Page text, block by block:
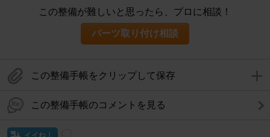
この整備が難しいと思ったら、プロに相談！
パーツ取り付け相談
この整備手帳をクリップして保存
この整備手帳のコメントを見る